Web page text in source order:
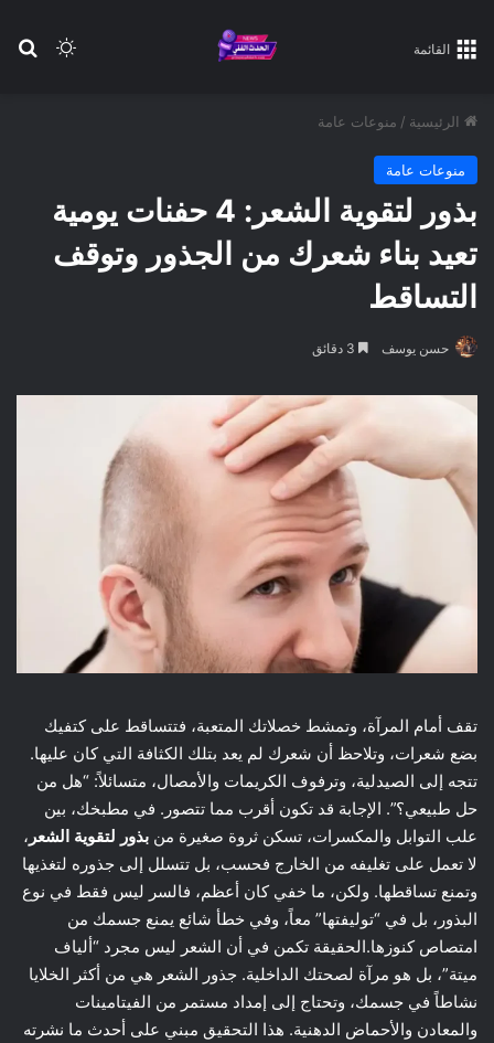
الوضع القائمة
الرئيسية / منوعات عامة
منوعات عامة
بذور لتقوية الشعر: 4 حفنات يومية
تعيد بناء شعرك من الجذور وتوقف
التساقط
حسن يوسف
تقف أمام المرآة، وتمشط خصلاتك المتعبة، فتتساقط على كتفيك
بضع شعرات، وتلاحظ أن شعرك لم يعد بتلك الكثافة التي كان عليها.
تتجه إلى الصيدلية، وترفوف الكريمات والأمصال، متسائلاً: “هل من
حل طبيعي؟”. الإجابة قد تكون أقرب مما تتصور. في مطبخك، بين
علب التوابل والمكسرات، تسكن ثروة صغيرة من بذور لتقوية الشعر ،
لا تعمل على تغليفه من الخارج فحسب، بل تتسلل إلى جذوره لتغذيها
وتمنع تساقطها. ولكن، ما خفي كان أعظم، فالسر ليس فقط في نوع
البذور، بل في “توليفتها” معاً، وفي خطأ شائع يمنع جسمك من
امتصاص كنوزها.الحقيقة تكمن في أن الشعر ليس مجرد “ألياف
ميتة”، بل هو مرآة لصحتك الداخلية. جذور الشعر هي من أكثر الخلايا
نشاطاً في جسمك، وتحتاج إلى إمداد مستمر من الفيتامينات
والمعادن والأحماض الدهنية. هذا التحقيق مبني على أحدث ما نشرته